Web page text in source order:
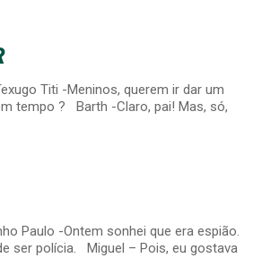
Titi -Meninos, querem ir dar um
tempo ? Barth -Claro, pai! Mas, só,
-Ontem sonhei que era espião.
ser polícia. Miguel – Pois, eu gostava